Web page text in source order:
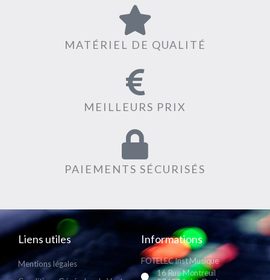
MATÉRIEL DE QUALITÉ
MEILLEURS PRIX
PAIEMENTS SÉCURISÉS
Liens utiles
Mentions légales
Informations
FOTELEC Inst Musique
16 Rue Montreuil